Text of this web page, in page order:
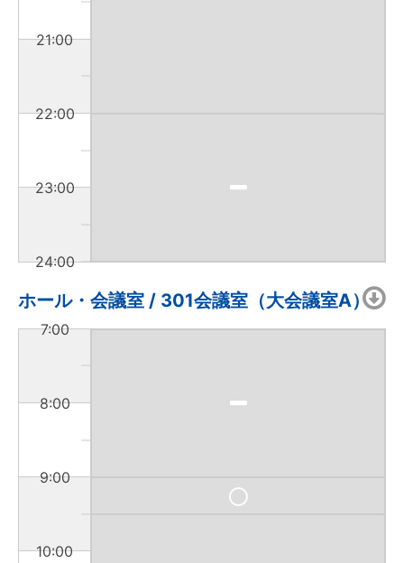
21:00
22:00
23:00
24:00
ホール・会議室 / 301会議室（大会議室A）
7:00
8:00
9:00
10:00